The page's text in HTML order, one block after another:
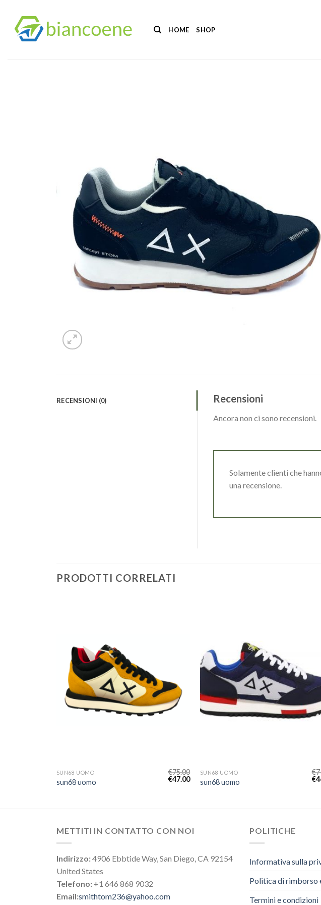
contenuti
HOME SHOP
RECENSIONI (0) Recensioni
Ancora non ci sono recensioni.
Solamente clienti che
una recensione.
PRODOTTI CORRELATI
SUN68 UOMO
sun68 uomo
€75.00
€47.00
SUN68 UOMO
sun68 uomo
€
€
METTITI IN CONTATTO CON NOI
Indirizzo:4906 Ebbtide Way, San Diego, CA 92154
United States
Telefono: +1 646 868 9032
Email:smithtom236@yahoo.com
POLITICHE
Informativa sulla
Politica di rimborso
Termini e condizioni